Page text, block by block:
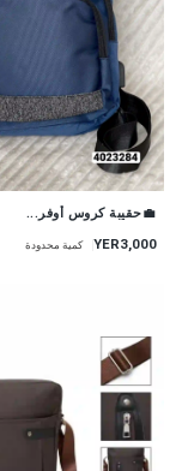
💼حقيبة كروس أوفر...
YER3,000 كمية محدودة